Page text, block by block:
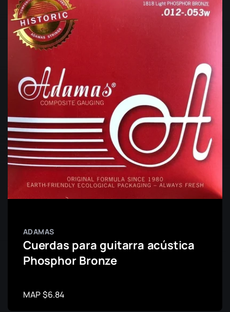
ADAMAS
Cuerdas para guitarra acústica
Phosphor Bronze
MAP $6.84